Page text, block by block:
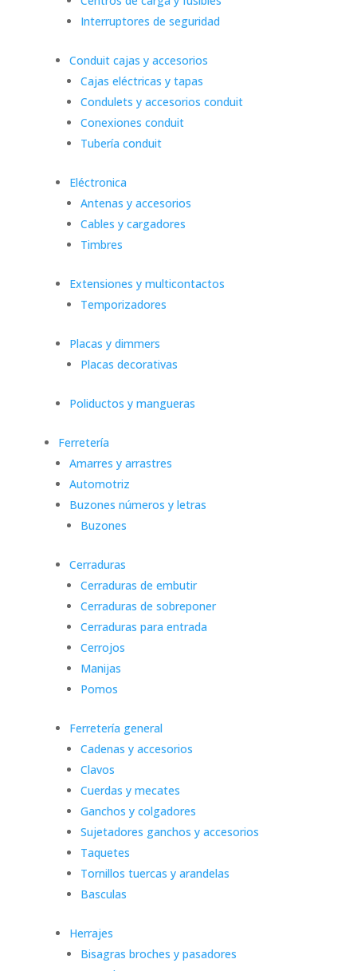
Interruptores de seguridad
Conduit cajas y accesorios
Cajas eléctricas y tapas
Condulets y accesorios conduit
Conexiones conduit
Tubería conduit
Eléctronica
Antenas y accesorios
Cables y cargadores
Timbres
Extensiones y multicontactos
Temporizadores
Placas y dimmers
Placas decorativas
Poliductos y mangueras
Ferretería
Amarres y arrastres
Automotriz
Buzones números y letras
Buzones
Cerraduras
Cerraduras de embutir
Cerraduras de sobreponer
Cerraduras para entrada
Cerrojos
Manijas
Pomos
Ferretería general
Cadenas y accesorios
Clavos
Cuerdas y mecates
Ganchos y colgadores
Sujetadores ganchos y accesorios
Taquetes
Tornillos tuercas y arandelas
Basculas
Herrajes
Bisagras broches y pasadores